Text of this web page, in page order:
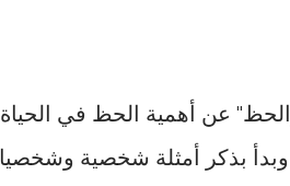
. أما الطريف في
مباشرة حوله ليس للاحتفال
) وسط ذهول آدم الذي يبدو أنه
عن أهمية الحظ في الحياة
وبدأ بذكر أمثلة شخصية